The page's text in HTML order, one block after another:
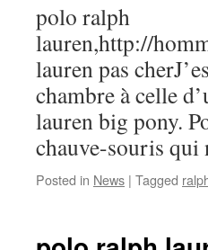
polo ralph
lauren,http://
lauren pas
chambre à celle
lauren big pony.
chauve-souris
Posted in News | Tagged